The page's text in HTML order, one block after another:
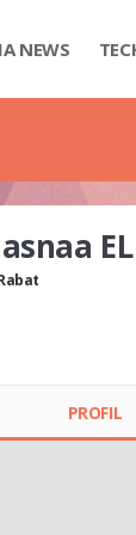
IA NEWS
PROFIL